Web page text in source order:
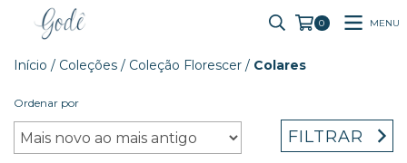
0 MENU
Início / Coleções / Coleção Florescer / Colares
Ordenar por
FILTRAR